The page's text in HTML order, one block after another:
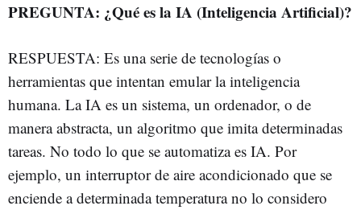
PREGUNTA: ¿Qué es la IA (Inteligencia Artificial)?
RESPUESTA: Es una serie de tecnologías o
herramientas que intentan emular la inteligencia
humana. La IA es un sistema, un ordenador, o de
manera abstracta, un algoritmo que imita determinadas
tareas. No todo lo que se automatiza es IA. Por
ejemplo, un interruptor de aire acondicionado que se
enciende a determinada temperatura no lo considero